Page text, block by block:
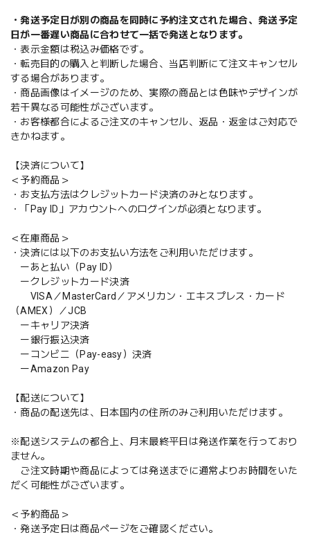
・発送予定日が別の商品を同時に予約注文された場合、発送予定
日が一番遅い商品に合わせて一括で発送となります。
・表示金額は税込み価格です。
・転売目的の購入と判断した場合、当店判断にて注文キャンセル
する場合があります。
・商品画像はイメージのため、実際の商品とは色味やデザインが
若干異なる可能性がございます。
・お客様都合によるご注文のキャンセル、返品・返金はご対応で
きかねます。
【決済について】
＜予約商品＞
・お支払方法はクレジットカード決済のみとなります。
・「Pay ID」アカウントへのログインが必須となります。
＜在庫商品＞
・決済には以下のお支払い方法をご利用いただけます。
ーあと払い（Pay ID）
ークレジットカード決済
VISA／MasterCard／アメリカン・エキスプレス・カード
（AMEX）／JCB
ーキャリア決済
ー銀行振込決済
ーコンビニ（Pay-easy）決済
ーAmazon Pay
【配送について】
・商品の配送先は、日本国内の住所のみご利用いただけます。
※配送システムの都合上、月末最終平日は発送作業を行っており
ません。
ご注文時期や商品によっては発送までに通常よりお時間をいた
だく可能性がございます。
＜予約商品＞
・発送予定日は商品ページをご確認ください。